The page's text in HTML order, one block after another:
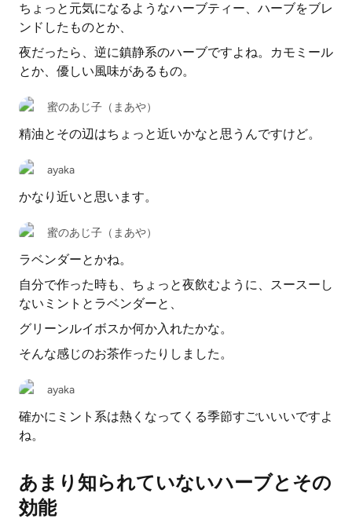
ちょっと元気になるようなハーブティー、ハーブをブレ
ンドしたものとか、
夜だったら、逆に鎮静系のハーブですよね。カモミール
とか、優しい風味があるもの。
蜜のあじ子（まあや）
精油とその辺はちょっと近いかなと思うんですけど。
ayaka
かなり近いと思います。
蜜のあじ子（まあや）
ラベンダーとかね。
自分で作った時も、ちょっと夜飲むように、スースーし
ないミントとラベンダーと、
グリーンルイボスか何か入れたかな。
そんな感じのお茶作ったりしました。
ayaka
確かにミント系は熱くなってくる季節すごいいいですよ
ね。
あまり知られていないハーブとその
効能